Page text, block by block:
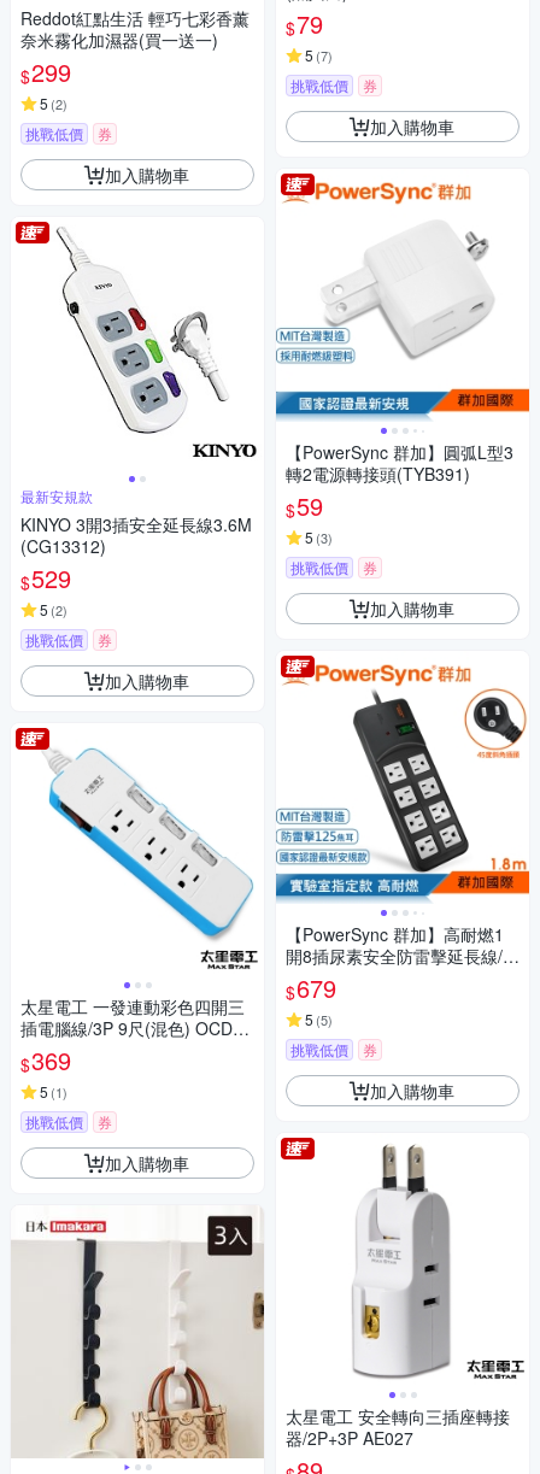
Reddot紅點生活 輕巧七彩香薰
奈米霧化加濕器(買一送一)
$299
5 (2)
挑戰低價 券
加入購物車
最新安規款
KINYO 3開3插安全延長線3.6M
(CG13312)
$529
5 (2)
挑戰低價 券
加入購物車
太星電工 一發連動彩色四開三
插電腦線/3P 9尺(混色) OCD43
309
$369
5 (1)
挑戰低價 券
加入購物車
$79
5 (7)
挑戰低價 券
加入購物車
【PowerSync 群加】圓弧L型3
轉2電源轉接頭(TYB391)
$59
5 (3)
挑戰低價 券
加入購物車
【PowerSync 群加】高耐燃1
開8插尿素安全防雷擊延長線/黑
色/1.8m(TPS318TN0018)
$679
5 (5)
挑戰低價 券
加入購物車
太星電工 安全轉向三插座轉接
器/2P+3P AE027